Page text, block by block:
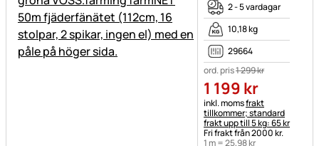
2 - 5 vardagar
10,18 kg
29664
ord. pris1 299kr
1 199 kr
Skatteinformation:
inkl. momsfrakt
tillkommer; standard
frakt upp till 5 kg: 65 kr
Fri frakt från 2000 kr.
1 m =25,98kr